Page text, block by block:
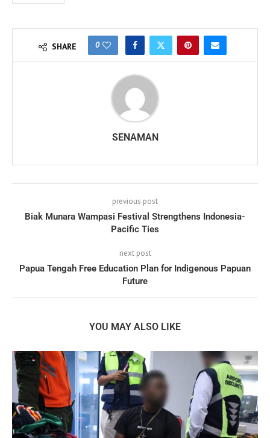
SHARE 0
SENAMAN
previous post
Biak Munara Wampasi Festival Strengthens Indonesia-
Pacific Ties
next post
Papua Tengah Free Education Plan for Indigenous Papuan
Future
YOU MAY ALSO LIKE